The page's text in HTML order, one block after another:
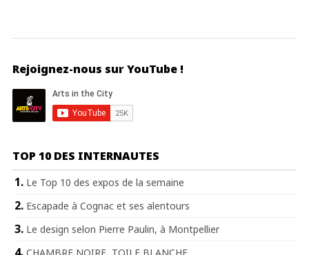
Rejoignez-nous sur YouTube !
TOP 10 DES INTERNAUTES
Le Top 10 des expos de la semaine
Escapade à Cognac et ses alentours
Le design selon Pierre Paulin, à Montpellier